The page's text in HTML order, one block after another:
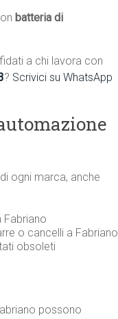
batteria di
a chi lavora con
? Scrivici su WhatsApp
ogni marca, anche
Fabriano
o cancelli a Fabriano
obsoleti
possono